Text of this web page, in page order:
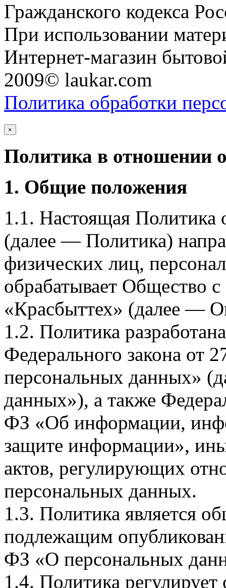
Гражданского кодекса
При использовании
Интернет-магазин
2009© laukar.com
Политика обработки
×
Политика в отношении
1. Общие положения
1.1. Настоящая Политика
(далее — Политика)
физических лиц,
обрабатывает Общество
«Красбыттех» (далее —
1.2. Политика
Федерального закона
персональных данных»
данных»), а также
ФЗ «Об информации,
защите информации»,
актов, регулирующих
персональных данных.
1.3. Политика является
подлежащим
ФЗ «О персональных
1.4. Политика